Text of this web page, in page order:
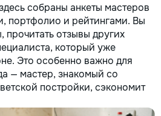
собраны анкеты мастеров
портфолио и рейтингами. Вы
прочитать отзывы других
который уже
Это особенно важно для
— мастер, знакомый со
постройки, сэкономит